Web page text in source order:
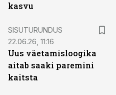
kasvu
SISUTURUNDUS
22.06.26, 11:16
Uus väetamisloogika
aitab saaki paremini
kaitsta